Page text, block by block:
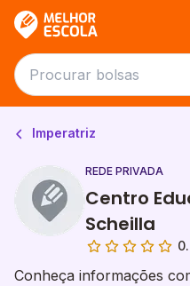
Imperatriz
REDE PRIVADA
Centro
Scheilla
Conheça informações